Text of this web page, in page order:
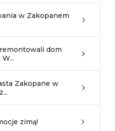
w Zakopanem
dom
Zakopane w
zimą!